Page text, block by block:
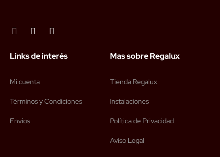
Links de interés
Mi cuenta
Términos y Condiciones
Envíos
Mas sobre Regalux
Tienda Regalux
Instalaciones
Política de Privacidad
Aviso Legal